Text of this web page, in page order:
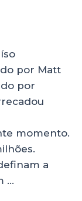
por Matt
por
momento.
a
…